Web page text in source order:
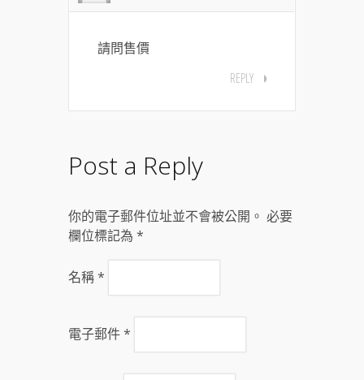
請問售價
REPLY
Post a Reply
你的電子郵件位址並不會被公開。 必要
欄位標記為 *
名稱*
電子郵件*